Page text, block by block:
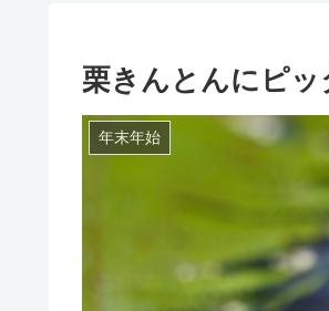
栗きんとんにピッ
年末年始